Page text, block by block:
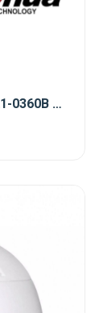
Dahua HAC-B1A21-0360B 2mp HDCVI Bullet Kamera